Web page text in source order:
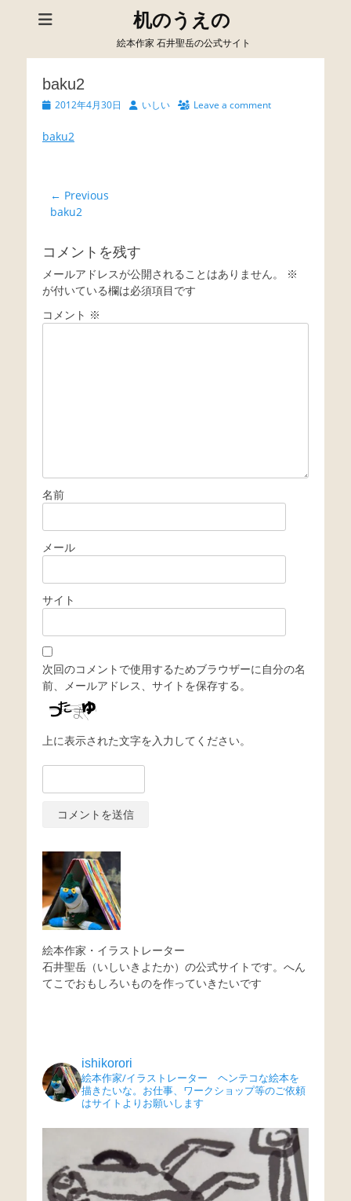
机のうえの
絵本作家 石井聖岳の公式サイト
baku2
Posted2012年4月30日 Authorいしい Leave a comment
baku2
投
稿
ビ
ゲ
ー
シ
← Previous
Previous
baku2
コメントを残す
メールアドレスが公開されることはありません。
※
が付いている欄は必須項目です
コメント ※
名前
メール
サイト
次回のコメントで使用するためブラウザーに自分の名
前、メールアドレス、サイトを保存する。
上に表示された文字を入力してください。
絵本作家・イラストレーター
石井聖岳（いしいきよたか）の公式サイトです。へん
てこでおもしろいものを作っていきたいです
ishikorori
絵本作家/イラストレーター ヘンテコな絵本を
描きたいな。お仕事、ワークショップ等のご依頼
はサイトよりお願いします